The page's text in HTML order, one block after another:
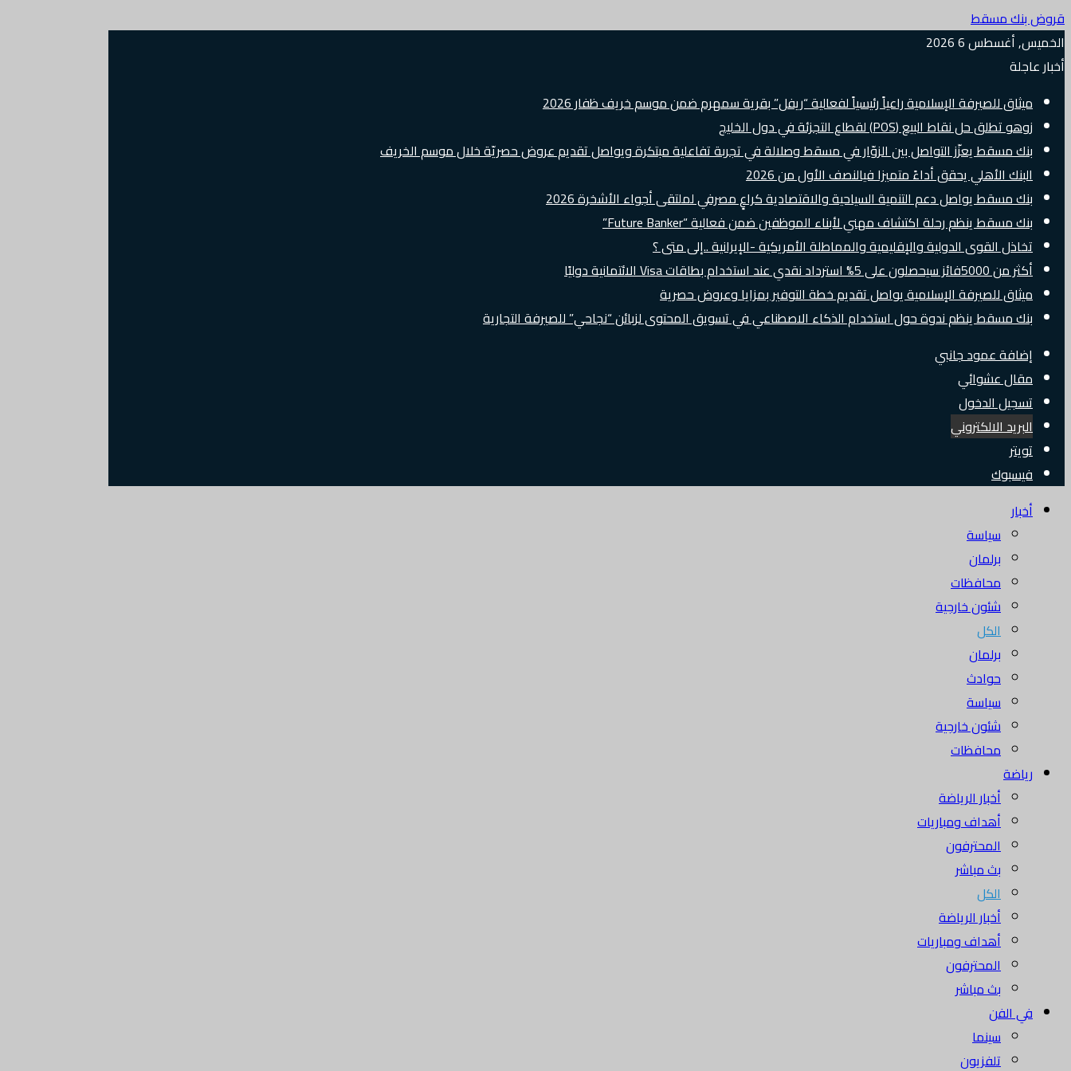
قروض بنك مسقط
الخميس, أغسطس 6 2026
أخبار عاجلة
ميثاق للصيرفة الإسلامية راعياً رئيسياً لفعالية “ريفل” بقرية سمهرم ضمن موسم خريف ظفار 2026
زوهو تطلق حل نقاط البيع (POS) لقطاع التجزئة في دول الخليج
بنك مسقط يعزّز التواصل بين الزوّار في مسقط وصلالة في تجربة تفاعلية مبتكرة ويواصل تقديم عروض حصريّة خلال موسم الخريف
البنك الأهلي يحقق أداءً متميزا فيالنصف الأول من 2026
بنك مسقط يواصل دعم التنمية السياحية والاقتصادية كراعٍ مصرفي لملتقى أجواء الأشخرة 2026
بنك مسقط ينظم رحلة اكتشاف مهني لأبناء الموظفين ضمن فعالية “Future Banker”
تخاذل القوى الدولية والإقليمية والمماطلة الأمريكية -الإيرانية ..إلى متى ؟
أكثر من 5000فائز سيحصلون على 5% استرداد نقدي عند استخدام بطاقات Visa الائتمانية دوليًا
ميثاق للصيرفة الإسلامية يواصل تقديم خطة التوفير بمزايا وعروض حصرية
بنك مسقط ينظم ندوة حول استخدام الذكاء الاصطناعي في تسويق المحتوى لزبائن “نجاحي” للصيرفة التجارية
إضافة عمود جانبي
مقال عشوائي
تسجيل الدخول
البريد الالكتروني
تويتر
فيسبوك
أخبار
سياسة
برلمان
محافظات
شئون خارجية
الكل
برلمان
حوادث
سياسة
شئون خارجية
محافظات
رياضة
أخبار الرياضة
أهداف ومباريات
المحترفون
بث مباشر
الكل
أخبار الرياضة
أهداف ومباريات
المحترفون
بث مباشر
في الفن
سينما
تلفزيون